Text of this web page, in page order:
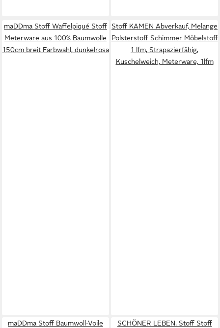
maDDma Stoff Waffelpiqué Stoff
Meterware aus 100% Baumwolle
150cm breit Farbwahl, dunkelrosa
Stoff KAMEN Abverkauf, Melange
Polsterstoff Schimmer Möbelstoff
1 lfm, Strapazierfähig,
Kuschelweich, Meterware, 1lfm
maDDma Stoff Baumwoll-Voile
SCHÖNER LEBEN. Stoff Stoff